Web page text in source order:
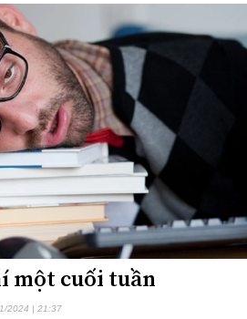
một cuối tuần
2024 | 21:37